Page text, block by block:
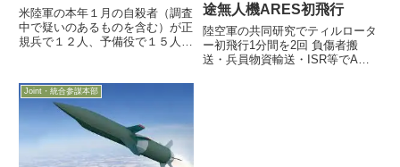
米陸軍の本年１月の自殺者（調査
中で疑いのあるものを含む）が正
規兵で１２人、予備役で１５人と
防止への取り組みをより
「Sharp」なものにしていくと
途無人機ARES初飛行
陸空軍の共同研究でティルロータ
ー初飛行1分間を2回 負傷者搬
送・兵員物資輸送・ISR等でACE
Joint・統合参謀本部